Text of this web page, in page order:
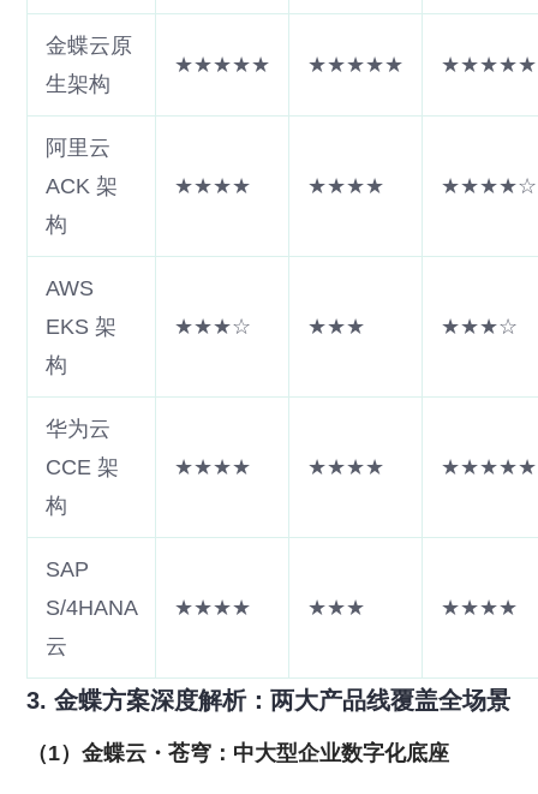
金蝶云原
生架构
★★★★★ ★★★★★ ★★★★★
阿里云
ACK 架
构
★★★★ ★★★★ ★★★★☆
AWS
EKS 架
构
★★★☆ ★★★ ★★★☆
华为云
CCE 架
构
★★★★ ★★★★ ★★★★★
SAP
S/4HANA
云
★★★★ ★★★ ★★★★
3. 金蝶方案深度解析：两大产品线覆盖全场景
（1）金蝶云・苍穹：中大型企业数字化底座